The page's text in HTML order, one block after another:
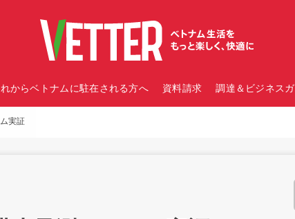
からベトナムに駐在される方へ 資料請求 調達＆ビジネス
実証